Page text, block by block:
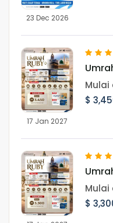
23 Dec 2026
17 Jan 2027
2027
Mulai
$
Mulai
$